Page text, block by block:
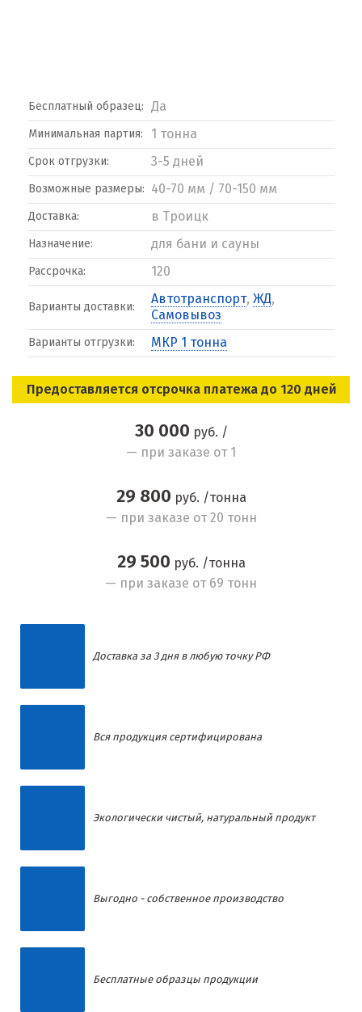
Бесплатный образец: Да
Минимальная партия: 1 тонна
Срок отгрузки: 3-5 дней
Возможные размеры: 40-70 мм / 70-150 мм
Доставка: в Троицк
Назначение: для бани и сауны
Рассрочка: 120
Варианты доставки:
Автотранспорт, ЖД,
Самовывоз
Варианты отгрузки: МКР 1 тонна
Предоставляется отсрочка платежа до 120 дней
30 000 руб. /
— при заказе от 1
29 800 руб. /тонна
— при заказе от 20 тонн
29 500 руб. /тонна
— при заказе от 69 тонн
Доставка за 3 дня в любую точку РФ
Вся продукция сертифицирована
Экологически чистый, натуральный продукт
Выгодно - собственное производство
Бесплатные образцы продукции